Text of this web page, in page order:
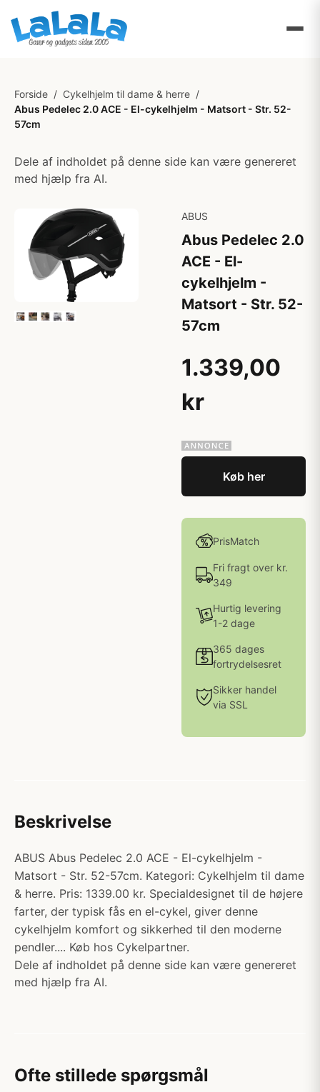
Forside / Cykelhjelm til dame & herre /
Abus Pedelec 2.0 ACE - El-cykelhjelm - Matsort - Str. 52-
57cm
Dele af indholdet på denne side kan være genereret
med hjælp fra AI.
ABUS
Abus Pedelec 2.0
ACE - El-
cykelhjelm -
Matsort - Str. 52-
57cm
1.339,00
kr
Køb her
PrisMatch
Fri fragt over kr.
349
Hurtig levering
1-2 dage
365 dages
fortrydelsesret
Sikker handel
via SSL
Beskrivelse
ABUS Abus Pedelec 2.0 ACE - El-cykelhjelm -
Matsort - Str. 52-57cm. Kategori: Cykelhjelm til dame
& herre. Pris: 1339.00 kr. Specialdesignet til de højere
farter, der typisk fås en el-cykel, giver denne
cykelhjelm komfort og sikkerhed til den moderne
pendler.... Køb hos Cykelpartner.
Dele af indholdet på denne side kan være genereret
med hjælp fra AI.
Ofte stillede spørgsmål